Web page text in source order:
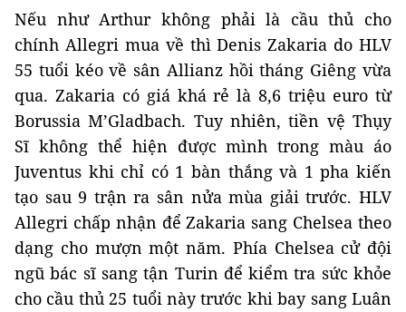
Nếu như Arthur không phải là cầu thủ cho
chính Allegri mua về thì Denis Zakaria do HLV
55 tuổi kéo về sân Allianz hồi tháng Giêng vừa
qua. Zakaria có giá khá rẻ là 8,6 triệu euro từ
Borussia M’Gladbach. Tuy nhiên, tiền vệ Thụy
Sĩ không thể hiện được mình trong màu áo
Juventus khi chỉ có 1 bàn thắng và 1 pha kiến
tạo sau 9 trận ra sân nửa mùa giải trước. HLV
Allegri chấp nhận để Zakaria sang Chelsea theo
dạng cho mượn một năm. Phía Chelsea cử đội
ngũ bác sĩ sang tận Turin để kiểm tra sức khỏe
cho cầu thủ 25 tuổi này trước khi bay sang Luân